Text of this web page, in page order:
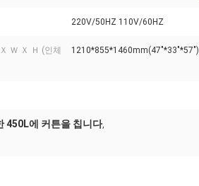
220V/50HZ 110V/60HZ
Ｗ Ｘ Ｈ (인체
1210*855*1460mm(47"*33"*57")
450L에 커튼을 칩니다,